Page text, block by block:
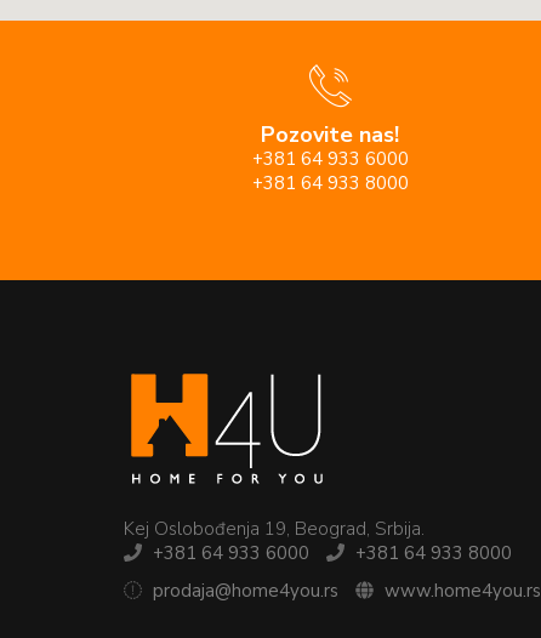
Pozovite nas!
+381 64 933 6000
+381 64 933 8000
Kej Oslobođenja 19, Beograd, Srbija.
+381 64 933 6000
+381 64 933 8000
prodaja@home4you.rs
www.home4you.rs